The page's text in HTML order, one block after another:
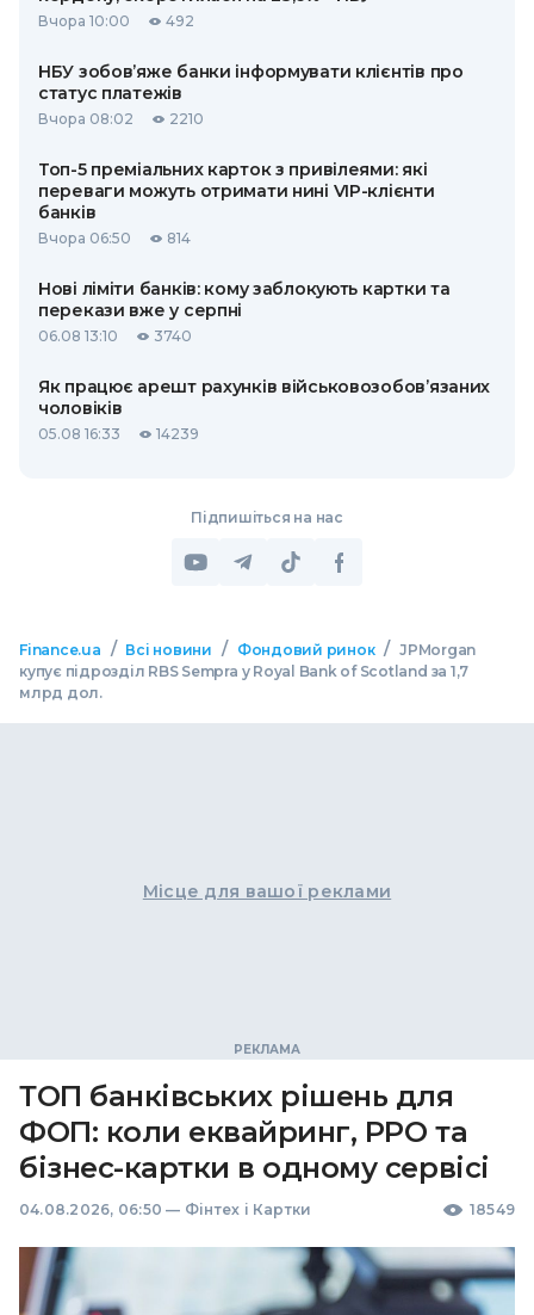
Вчора 10:00 492
НБУ зобов’яже банки інформувати клієнтів про
статус платежів
Вчора 08:02 2210
Топ-5 преміальних карток з привілеями: які
переваги можуть отримати нині VIP-клієнти
банків
Вчора 06:50 814
Нові ліміти банків: кому заблокують картки та
перекази вже у серпні
06.08 13:10 3740
Як працює арешт рахунків військовозобов’язаних
чоловіків
05.08 16:33 14239
Підпишіться на нас
Finance.ua / Всі новини / Фондовий ринок / JPMorgan
купує підрозділ RBS Sempra у Royal Bank of Scotland за 1,7
млрд дол.
Місце для вашої реклами
ТОП банківських рішень для
ФОП: коли еквайринг, РРО та
бізнес-картки в одному сервісі
04.08.2026, 06:50 — Фінтех і Картки 18549